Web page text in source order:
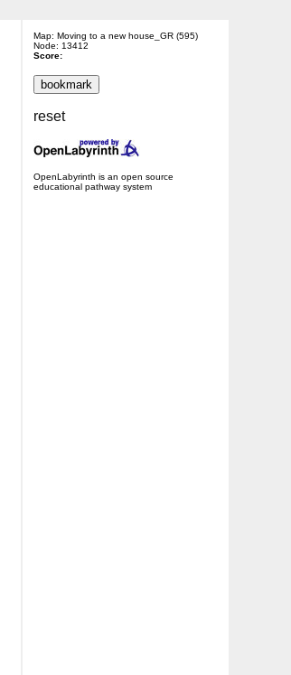
Map: Moving to a new house_GR (595)
Node: 13412
Score:
reset
OpenLabyrinth is an open source
educational pathway system